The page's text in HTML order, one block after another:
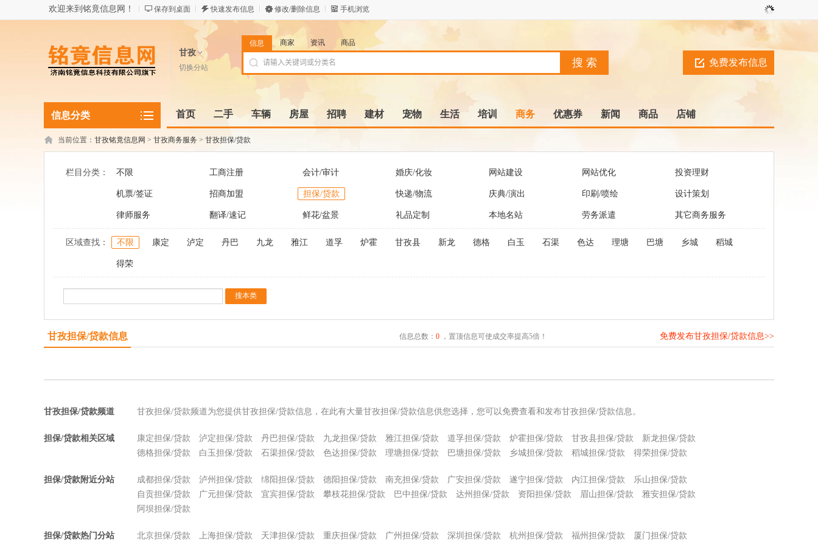
欢迎来到铭竟信息网！ 保存到桌面 快速发布信息 修改/删除信息 手机浏览
甘孜
切换分站 免费发布信息
信息 商家 资讯 商品
信息分类 首页 二手 车辆 房屋 招聘 建材 宠物 生活 培训 商务 优惠券 新闻 商品 店铺
当前位置： 甘孜铭竟信息网 > 甘孜商务服务 > 甘孜担保/贷款
栏目分类： 不限 工商注册 会计/审计 婚庆/化妆 网站建设 网站优化 投资理财
机票/签证 招商加盟 担保/贷款 快递/物流 庆典/演出 印刷/喷绘 设计策划
律师服务 翻译/速记 鲜花/盆景 礼品定制 本地名站 劳务派遣 其它商务服务
区域查找： 不限 康定 泸定 丹巴 九龙 雅江 道孚 炉霍 甘孜县 新龙 德格 白玉 石渠 色达 理塘 巴塘 乡城 稻城
得荣
甘孜担保/贷款信息 信息总数： 0，置顶信息可使成交率提高5倍！ 免费发布甘孜担保/贷款信息>>
甘孜担保/贷款频道 甘孜担保/贷款频道为您提供甘孜担保/贷款信息，在此有大量甘孜担保/贷款信息供您选择，您可以免费查看和发布甘孜担保/贷款信息。
担保/贷款相关区域 康定担保/贷款 泸定担保/贷款 丹巴担保/贷款 九龙担保/贷款 雅江担保/贷款 道孚担保/贷款 炉霍担保/贷款 甘孜县担保/贷款
新龙担保/贷款
德格担保/贷款
白玉担保/贷款 石渠担保/贷款 色达担保/贷款 理塘担保/贷款 巴塘担保/贷款 乡城担保/贷款 稻城担保/贷款 得荣担保/贷款
担保/贷款附近分站 成都担保/贷款 泸州担保/贷款 绵阳担保/贷款 德阳担保/贷款 南充担保/贷款 广安担保/贷款 遂宁担保/贷款 内江担保/贷款
乐山担保/贷款
自贡担保/贷款
广元担保/贷款 宜宾担保/贷款 攀枝花担保/贷款 巴中担保/贷款 达州担保/贷款 资阳担保/贷款 眉山担保/贷款
雅安担保/贷款
阿坝担保/贷款
担保/贷款热门分站 北京担保/贷款 上海担保/贷款 天津担保/贷款 重庆担保/贷款 广州担保/贷款 深圳担保/贷款 杭州担保/贷款 福州担保/贷款 厦门担保/贷款